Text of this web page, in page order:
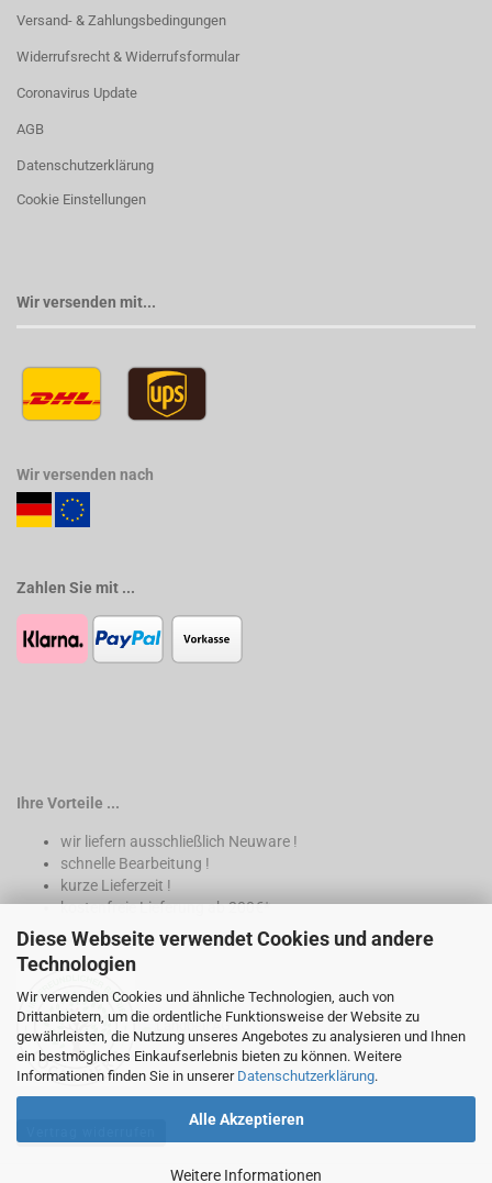
Diese Webseite verwendet Cookies und andere
Technologien
Wir verwenden Cookies und ähnliche Technologien, auch von
Drittanbietern, um die ordentliche Funktionsweise der Website zu
gewährleisten, die Nutzung unseres Angebotes zu analysieren und Ihnen
ein bestmögliches Einkaufserlebnis bieten zu können. Weitere
Informationen finden Sie in unserer Datenschutzerklärung.
Alle Akzeptieren
Weitere Informationen
Versand- & Zahlungsbedingungen
Widerrufsrecht & Widerrufsformular
Coronavirus Update
AGB
Datenschutzerklärung
Cookie Einstellungen
Wir versenden mit...
Wir versenden nach
Zahlen Sie mit ...
Ihre Vorteile ...
wir liefern ausschließlich Neuware !
schnelle Bearbeitung !
kurze Lieferzeit !
kostenfreie Lieferung ab 200€*
* nur innerhalb Deutschland